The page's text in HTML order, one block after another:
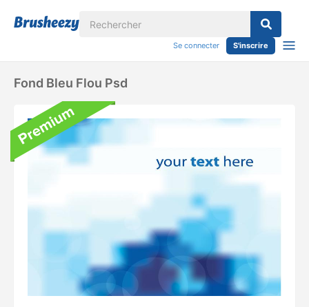
Se connecter S'inscrire
Fond Bleu Flou Psd